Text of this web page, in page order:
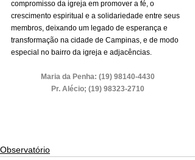
compromisso da igreja em promover a fé, o
crescimento espiritual e a solidariedade entre seus
membros, deixando um legado de esperança e
transformação na cidade de Campinas, e de modo
especial no bairro da igreja e adjacências.
Maria da Penha: (19) 98140-4430
Pr. Alécio; (19) 98323-2710
Observatório